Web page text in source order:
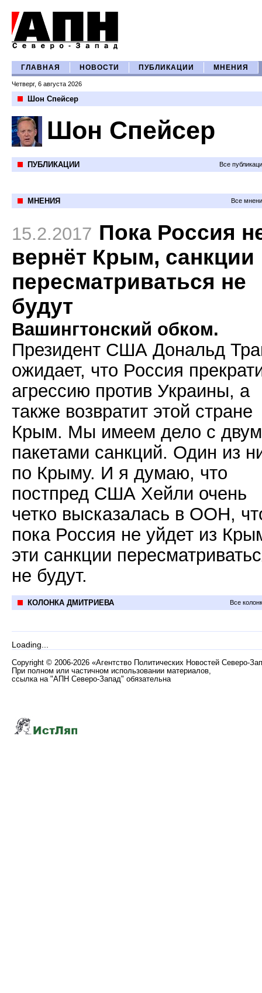
ГЛАВНАЯ НОВОСТИ ПУБЛИКАЦИИ МНЕНИЯ
Четверг, 6 августа 2026
Шон Спейсер
Шон Спейсер
ПУБЛИКАЦИИ Все
МНЕНИЯ Все
15.2.2017 Пока Россия
вернёт Крым, санкции
пересматриваться не
будут
Вашингтонский обком.
Президент США Дональд
ожидает, что Россия
агрессию против Украины, а
также возвратит этой стране
Крым. Мы имеем дело с
пакетами санкций. Один из
по Крыму. И я думаю, что
постпред США Хейли очень
четко высказалась в ООН,
пока Россия не уйдет из
эти санкции
не будут.
КОЛОНКА ДМИТРИЕВА Все
Loading...
Copyright © 2006-2026 «Агентство Политических Новостей Северо-
При полном или частичном использовании материалов,
ссылка на "АПН Северо-Запад" обязательна